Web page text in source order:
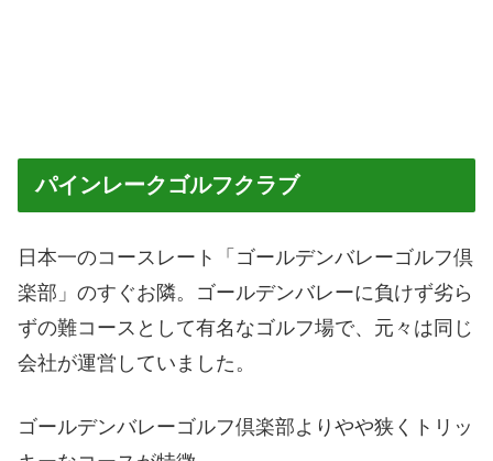
パインレークゴルフクラブ
日本一のコースレート「ゴールデンバレーゴルフ倶
楽部」のすぐお隣。ゴールデンバレーに負けず劣ら
ずの難コースとして有名なゴルフ場で、元々は同じ
会社が運営していました。
ゴールデンバレーゴルフ倶楽部よりやや狭くトリッ